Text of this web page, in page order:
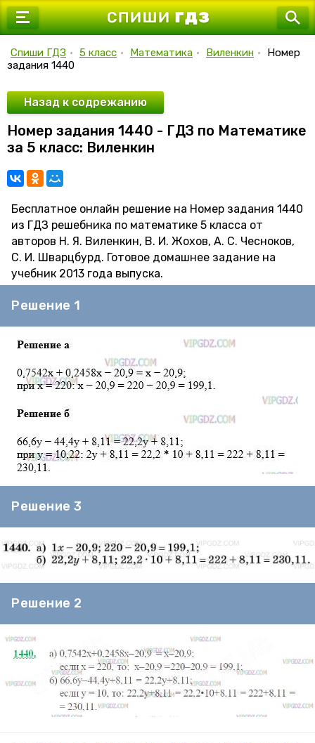
7 класс
9 класс
10 класс
11 класс
Спиши ГДЗ • 5 класс • Математика • Виленкин •
Номер
задания 1440
Назад к содрежанию
Номер задания 1440 - ГДЗ по Математике
за 5 класс: Виленкин
Бесплатное онлайн решение на Номер задания 1440
из ГДЗ решебника по математике 5 класса от
авторов Н. Я. Виленкин, В. И. Жохов, А. С. Чесноков,
С. И. Шварцбурд. Готовое домашнее задание на
учебник 2013 года выпуска.
Решение 1
Решение 3
Решение 2